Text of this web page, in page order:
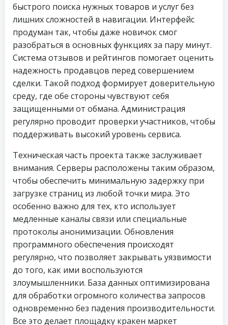
быстрого поиска нужных товаров и услуг без
лишних сложностей в навигации. Интерфейс
продуман так, чтобы даже новичок смог
разобраться в основных функциях за пару минут.
Система отзывов и рейтингов помогает оценить
надежность продавцов перед совершением
сделки. Такой подход формирует доверительную
среду, где обе стороны чувствуют себя
защищенными от обмана. Администрация
регулярно проводит проверки участников, чтобы
поддерживать высокий уровень сервиса.
Техническая часть проекта также заслуживает
внимания. Серверы расположены таким образом,
чтобы обеспечить минимальную задержку при
загрузке страниц из любой точки мира. Это
особенно важно для тех, кто использует
медленные каналы связи или специальные
протоколы анонимизации. Обновления
программного обеспечения происходят
регулярно, что позволяет закрывать уязвимости
до того, как ими воспользуются
злоумышленники. База данных оптимизирована
для обработки огромного количества запросов
одновременно без падения производительности.
Все это делает площадку кракен маркет